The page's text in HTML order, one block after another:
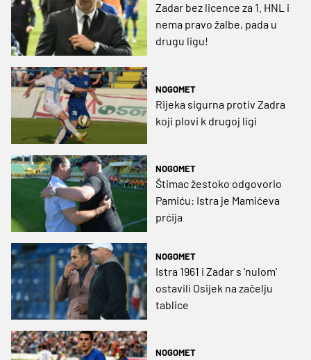
Zadar bez licence za 1. HNL i
nema pravo žalbe, pada u
drugu ligu!
NOGOMET
Rijeka sigurna protiv Zadra
koji plovi k drugoj ligi
NOGOMET
Štimac žestoko odgovorio
Pamiću: Istra je Mamićeva
prćija
NOGOMET
Istra 1961 i Zadar s 'nulom'
ostavili Osijek na začelju
tablice
NOGOMET